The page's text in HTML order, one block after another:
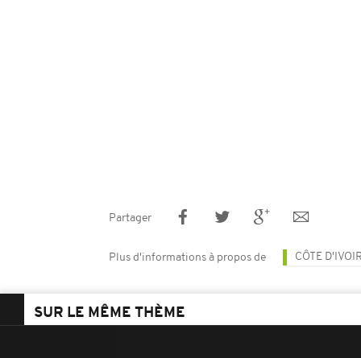
Partager
Plus d'informations à propos de CÔTE
SUR LE MÊME THÈME